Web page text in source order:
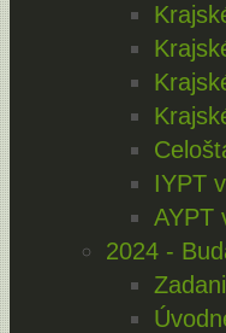
IYPT
AYPT
2024 -